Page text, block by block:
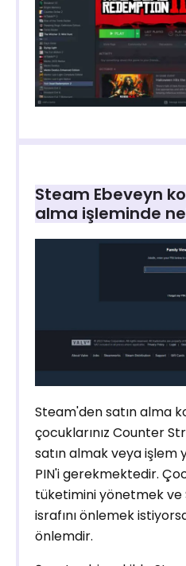
Steam Ebeveyn
alma işleminde
Steam'den satın alma
çocuklarınız Counter
satın almak veya işlem
PIN'i gerekmektedir.
tüketimini yönetmek
israfını önlemek
önlemdir.